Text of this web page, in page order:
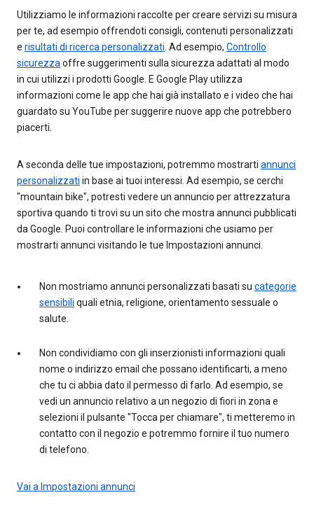
Utilizziamo le informazioni raccolte per creare servizi su misura
per te, ad esempio offrendoti consigli, contenuti personalizzati
e risultati di ricerca personalizzati . Ad esempio, Controllo
sicurezza offre suggerimenti sulla sicurezza adattati al modo
in cui utilizzi i prodotti Google. E Google Play utilizza
informazioni come le app che hai già installato e i video che hai
guardato su YouTube per suggerire nuove app che potrebbero
piacerti.
A seconda delle tue impostazioni, potremmo mostrarti annunci
personalizzati in base ai tuoi interessi. Ad esempio, se cerchi
"mountain bike", potresti vedere un annuncio per attrezzatura
sportiva quando ti trovi su un sito che mostra annunci pubblicati
da Google. Puoi controllare le informazioni che usiamo per
mostrarti annunci visitando le tue Impostazioni annunci.
Non mostriamo annunci personalizzati basati su categorie
sensibili quali etnia, religione, orientamento sessuale o
salute.
Non condividiamo con gli inserzionisti informazioni quali
nome o indirizzo email che possano identificarti, a meno
che tu ci abbia dato il permesso di farlo. Ad esempio, se
vedi un annuncio relativo a un negozio di fiori in zona e
selezioni il pulsante "Tocca per chiamare", ti metteremo in
contatto con il negozio e potremmo fornire il tuo numero
di telefono.
Vai a Impostazioni annunci